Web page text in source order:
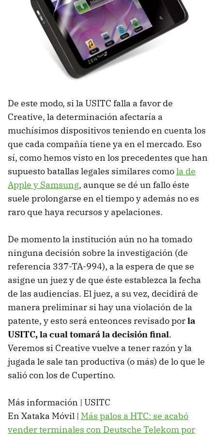
De este modo, si la USITC falla a favor de
Creative, la determinación afectaría a
muchísimos dispositivos teniendo en cuenta los
que cada compañía tiene ya en el mercado. Eso
sí, como hemos visto en los precedentes que han
supuesto batallas legales similares comola de
Apple y Samsung, aunque se dé un fallo éste
suele prolongarse en el tiempo y además no es
raro que haya recursos y apelaciones.
De momento la institución aún no ha tomado
ninguna decisión sobre la investigación (de
referencia 337-TA-994), a la espera de que se
asigne un juez y de que éste establezca la fecha
de las audiencias. El juez, a su vez, decidirá de
manera preliminar si hay una violación de la
patente, y esto será enteonces revisado porla
USITC, la cual tomará la decisión final.
Veremos si Creative vuelve a tener razón y la
jugada le sale tan productiva (o más) de lo que le
salió con los de Cupertino.
Más información | USITC
En Xataka Móvil | Más palos a HTC: se acabó
vender terminales con Deutsche Telekom por